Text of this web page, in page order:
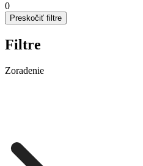
0
Preskočiť filtre
Filtre
Zoradenie